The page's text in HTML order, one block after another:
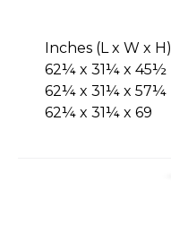
Inches (L x W x H)
62¼ x 31¼ x 45½
62¼ x 31¼ x 57¼
62¼ x 31¼ x 69